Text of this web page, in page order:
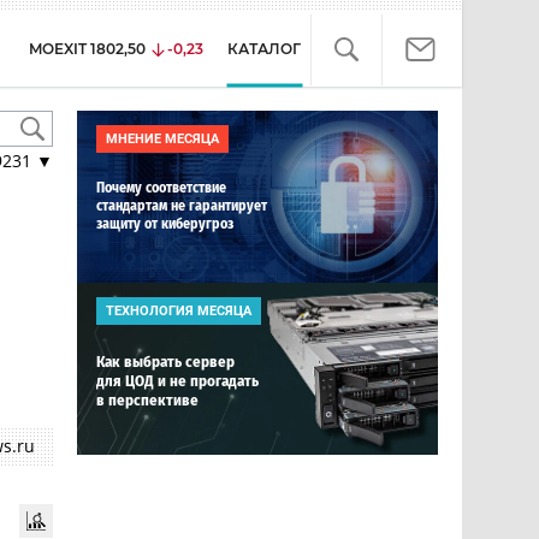
MOEXIT 1802,50 -0,23 КАТАЛОГ
▼
МНЕНИЕ МЕСЯЦА
Почему соответствие
стандартам не гарантирует
защиту от киберугроз
ТЕХНОЛОГИЯ МЕСЯЦА
Как выбрать сервер
для ЦОД и не прогадать
в перспективе